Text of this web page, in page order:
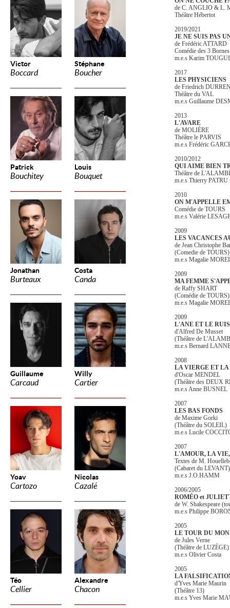
Victor
Boccard
Stéphane
Boucher
Patrick
Bouchitey
Louis
Bouquet
Jonathan
Burteaux
Costa
Canda
Guillaume
Carcaud
Willy
Cartier
Yoav
Cartozo
Nicolas
Cazalé
Téo
Cellier
Alexandre
Chacon
de C. ANGLIO & L.
Théâtre Hébertot
2019/2021
JE NE SUIS PAS
de Frédéric ATTARD
Comédie des 3 Bornes
m.e.s Karim TOUGUI
2017
LES PHYSICIENS
de Friedrich
Théâtre du VAL
m.e.s Guillaume
2013
L'AVARE
de MOLIÈRE
Théâtre le PARVIS
m.e.s Frédéric
2010/2012
QUI AIME BIEN
Théâtre de
m.e.s Thierry PATRU
2010
ON M'APPELLE
Comédie de TOURS
m.e.s Valérie
2009
LES VACANCES
de Jean Christophe
(Comedie de TOURS)
m.e.s Magalie
2009
MA FEMME
de Raffy SHART
(Comédie de TOURS)
m.e.s Magalie
2009
L'ANE ET LE
d'Alfred De Musset
(Théâtre de
m.e.s Bernard
2008
LA VIERGE ET
d'Oscar MENDEL
(Théâtre des DEUX
m.e.s Anne BUSNEL
2007
LES BAS FONDS
de Maxime Gorki
(Théâtre du SOLEIL)
m.e.s Lucile
2007
L'AMOUR, LA
Textes de M.
(Cabaret du LEVANT)
m.e.s J.O.HAMM
2006/2005
ROMÉO et
de W. Shakespeare
m.e.s Philippe
2005
LE TOUR DU
de Jules Verne
(Théâtre de LUZÈGE)
m.e.s Olivier Costa
2005
LA
d'Yves Marie Maurin
(Théâtre 13)
m.e.s Yves Marie